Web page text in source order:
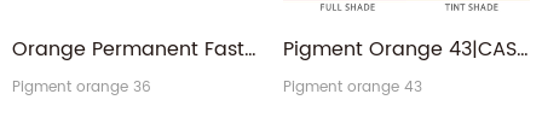
Orange Permanent Fast Orange HL PO36 Pigment Organique Orange 36
Pigment orange 36
Pigment Orange 43|CAS 4424-06-0 PO43 Fabricant
Pigment orange 43